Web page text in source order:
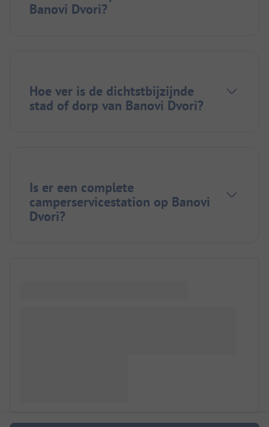
Banovi Dvori?
Hoe ver is de dichtstbijzijnde
stad of dorp van Banovi Dvori?
Is er een complete
camperservicestation op Banovi
Dvori?